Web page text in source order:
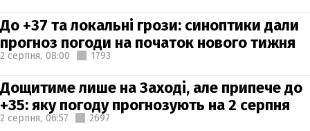
До +37 та локальні грози: синоптики дали
прогноз погоди на початок нового тижня
2 серпня, 08:00 1793
Дощитиме лише на Заході, але припече до
+35: яку погоду прогнозують на 2 серпня
2 серпня, 06:57 2697